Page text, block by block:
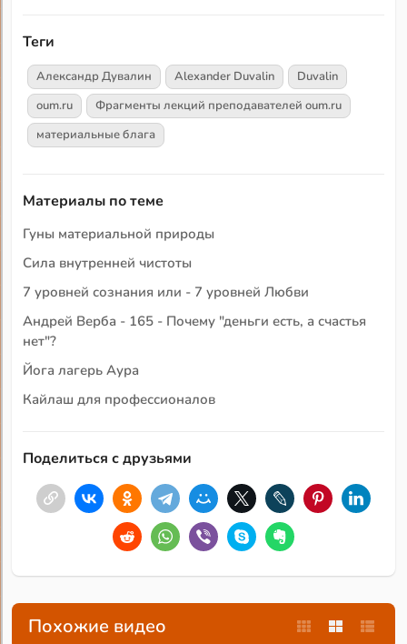
Теги
Александр Дувалин Alexander Duvalin
Duvalin
oum.ru
Фрагменты лекций преподавателей oum.ru
материальные блага
Материалы по теме
Гуны материальной природы
Сила внутренней чистоты
7 уровней сознания или - 7 уровней Любви
Андрей Верба - 165 - Почему "деньги есть, а счастья
нет"?
Йога лагерь Аура
Кайлаш для профессионалов
Поделиться с друзьями
Похожие видео